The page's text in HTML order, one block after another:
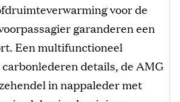
voor de
garanderen een
Een multifunctioneel
details, de AMG
in nappaleder met